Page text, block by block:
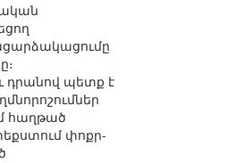
դրանով պետք է
հաղթած
փոքր-